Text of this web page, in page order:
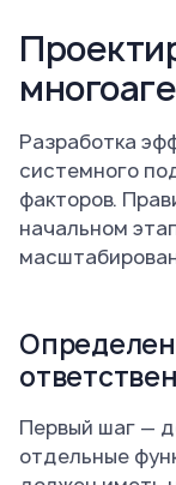
Разработка
системного
факторов.
начальном
Первый шаг —
отдельные